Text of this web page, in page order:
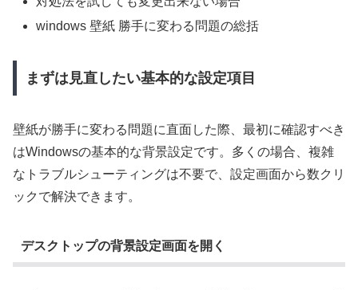
windows 壁紙 勝手に変わる問題の総括
まずは見直したい基本的な設定項目
壁紙が勝手に変わる問題に直面した際、最初に確認すべき
はWindowsの基本的な背景設定です。多くの場合、複雑
なトラブルシューティングは不要で、設定画面から数クリ
ックで解決できます。
デスクトップの背景設定画面を開く